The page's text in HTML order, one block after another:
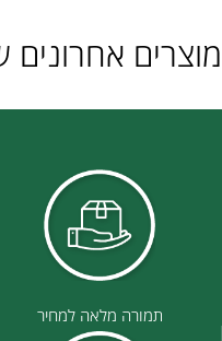
מוצרים אחרונים
תמורה מלאה למחיר